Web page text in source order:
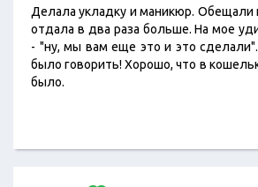
Делала укладку и маникюр. Обещали
отдала в два раза больше. На мое
- "ну, мы вам еще это и это сделали".
было говорить! Хорошо, что в
было.